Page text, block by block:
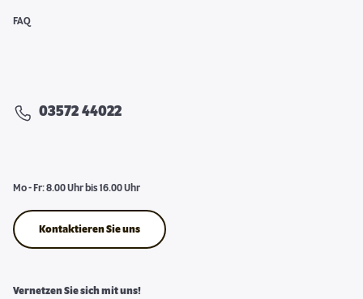
FAQ
03572 44022
Mo - Fr: 8.00 Uhr bis 16.00 Uhr
Kontaktieren Sie uns
Vernetzen Sie sich mit uns!